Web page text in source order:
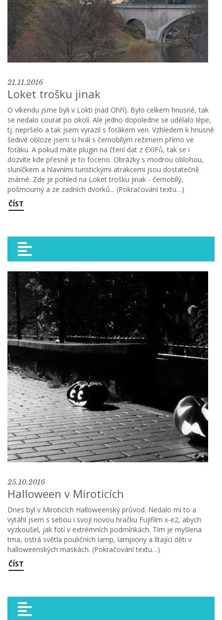
21.11.2016
Loket trošku jinak
O víkendu jsme byli v Lokti (nad Ohří). Bylo celkem hnusně, tak
se nedalo courat po okolí. Ale jedno dopoledne se udělalo lépe,
tj. nepršelo a tak jsem vyrazil s foťákem ven. Vzhledem k hnusné
šedivé obloze jsem si hrál s černobílým režimem přímo ve
foťáku. A pokud máte plugin na čtení dat z EXIFů, tak se i
dozvíte kde přesně je to foceno. Obrázky s modrou oblohou,
sluníčkem a hlavními turistickými atrakcemi jsou dostatečně
známé. Zde je pohled na Loket trošku jinak - černobílý,
pošmourný a ze zadních dvorků... (Pokračování textu…)
ČÍST
25.10.2016
Halloween v Miroticích
Dnes byl v Miroticích Halloweenský průvod. Nedalo mi to a
vytáhl jsem s sebou i svojí novou hračku Fujifilm x-e2, abych
vyzkoušel, jak fotí v extrémních podmínkách. Tím je myšlena
tma, ostrá světla pouličních lamp, lampiony a lítající děti v
halloweenských maskách. (Pokračování textu…)
ČÍST